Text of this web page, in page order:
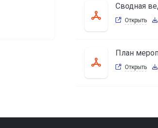
Сводная
Открыть
План
Открыть